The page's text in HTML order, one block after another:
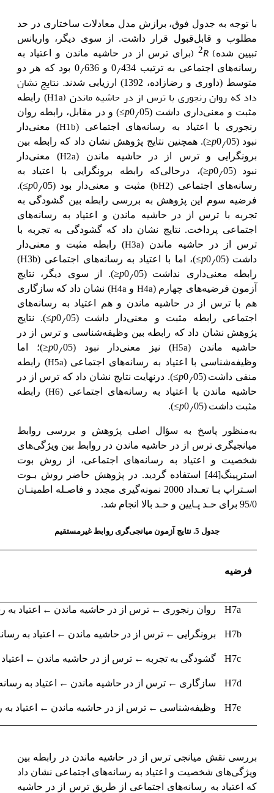
با توجه به جدول فوق، برازش مدل معادلات ساختاری در حد
مطلوب و قابل‌قبول قرار داشت. از سوی دیگر، واریانس
تبیین شده(
R
2
)برای ترس از در حاشیه ماندن و اعتیاد به
رسانه‌های اجتماعی به ترتیب 0
٫434 و 0 ٫
636 بود که هر دو
متوسط (داوری و رضازاده، 1392) ارزیابی شدند. نتایج نشان
داد که روان رنجوری با ترس از در حاشیه ماندن (H1a) رابطه
مثبت و معنی‌داری داشت (0
٫05
p
≤) و در مقابل، رابطه روان
رنجوری با اعتیاد به رسانه‌های اجتماعی (H1b) معنی‌دار
نبود (0 ٫05
p
≥). همچنین نتایج پژوهش نشان داد که رابطه بین
برونگرایی و ترس از در حاشیه ماندن (H2a) معنی‌دار
نبود
(0 ٫05
p
≥)، درحالی‌که رابطه برونگرایی با اعتیاد به
رسانه‌های اجتماعی (H2
b) مثبت و معنی‌دار بود (0 ٫05
p
≤
).
فرضیه سوم این پژوهش به بررسی رابطه بین گشودگی به
تجربه با ترس از در حاشیه ماندن و اعتیاد به رسانه‌های
اجتماعی پرداخت. نتایج نشان داد که گشودگی به تجربه با
ترس از در حاشیه ماندن (H3a) رابطه مثبت و معنی‌دار
داشت (0 ٫05
p
≤)، اما با اعتیاد به رسانه‌های اجتماعی (H3b
)
رابطه معنی‌داری نداشت (0 ٫05
p
≥). از سوی دیگر، نتایج
آزمون فرضیه‌های چهارم (H4a و H4a) نشان داد که سازگاری
هم با ترس از در حاشیه ماندن و هم اعتیاد به رسانه‌های
اجتماعی رابطه مثبت و معنی‌دار داشت (0 ٫05
p
≤). نتایج
پژوهش نشان داد که رابطه بین وظیفه‌شناسی و ترس از در
حاشیه ماندن
(
H5a) نیز معنی‌دار نبود (0 ٫05
p
≥)؛ اما
وظیفه‌شناسی با اعتیاد به رسانه‌های اجتماعی (H5a) رابطه
منفی داشت (0 ٫05
p
≤). درنهایت نتایج نشان داد که ترس از در
حاشیه ماندن با اعتیاد به رسانه‌های اجتماعی (H6) رابطه
مثبت داشت (0 ٫05
p
≤
).
به‌منظور پاسخ به سؤال اصلی پژوهش و بررسی روابط
میانجیگری ترس از در حاشیه ماندن در روابط بین ویژگی‌های
شخصیت و اعتیاد به رسانه‌های اجتماعی، از روش بوت
استرپینگ[44] استفاده گردید. در پژوهش حاضر روش بـوت
اسـتراپ بـا تعـداد 2000 نمونه‌گیری مجدد و فاصـله اطمینـان
95/0 برای حـد پـایین و حـد بالا انجام شد.
جدول 5. نتایج آزمون میانجی‌گری روابط غیرمستقیم
فرضیه
H7a اعتیاد ← ترس از در حاشیه ماندن← روان رنجوری
H7b اعتیاد به ← ترس از در حاشیه ماندن← برونگرایی
H7c
← ترس از در حاشیه ماندن← گشودگی به تجربه
H7d اعتیاد به ← ترس از در حاشیه ماندن← سازگاری
H7e اعتیاد ← ترس از در حاشیه ماندن← وظیفه‌شناسی
بررسی نقش میانجی ترس از در حاشیه ماندن در رابطه بین
ویژگی‌های شخصیت و اعتیاد به رسانه‌های اجتماعی نشان داد
که اعتیاد به رسانه‌های اجتماعی از طریق ترس از در حاشیه